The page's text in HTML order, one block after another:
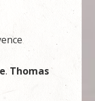
. Thomas